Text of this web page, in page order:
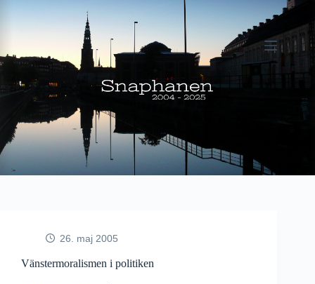
26. maj 2005
Vänstermoralismen i politiken